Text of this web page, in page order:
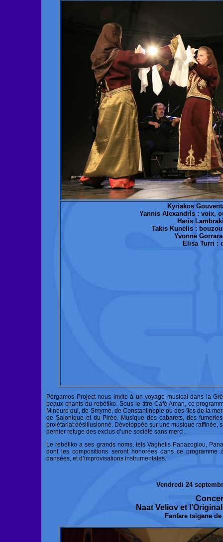
Kyriakos
Yannis Alexandrìs : voix,
Haris
Takis Kunelis :
Yvonne
Elisa Turri :
Pérgamos Project nous invite à un voyage musical dans la
beaux chants du rebétiko. Sous le titre Café Aman, ce
Mineure qui, de Smyrne, de Constantinople ou des îles de la
de Salonique et du Pirée. Musique des cabarets, des
prolétariat désillusionné. Développée sur une musique raffinée,
dernier refuge des exclus d’une société sans merci.
Le rebétiko a ses grands noms, tels Vaghelis Papazoglou,
dont les compositions seront honorées dans ce
dansées, et d’improvisations instrumentales.
Vendredi 24
Naat Veliov et
Fanfare tsigane